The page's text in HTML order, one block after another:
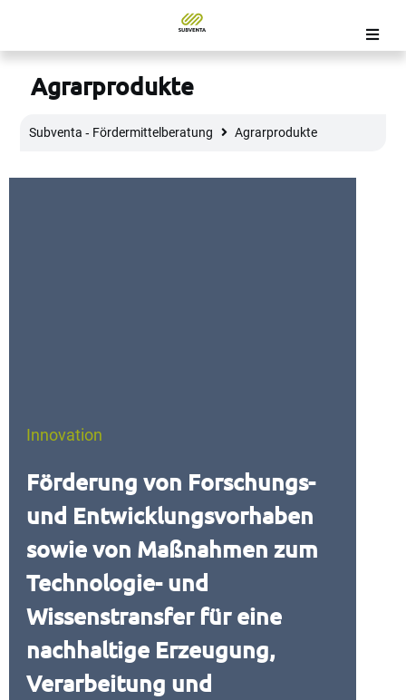
Agrarprodukte
Subventa ‐ Fördermittelberatung Agrarprodukte
Innovation
Förderung von Forschungs-
und Entwicklungsvorhaben
sowie von Maßnahmen zum
Technologie- und
Wissenstransfer für eine
nachhaltige Erzeugung,
Verarbeitung und